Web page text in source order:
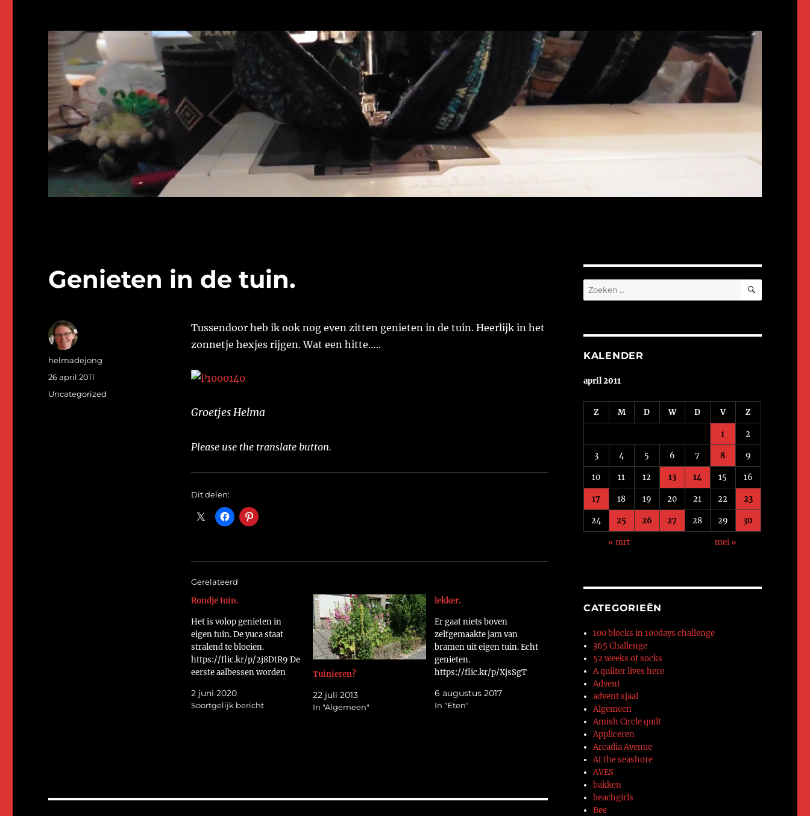
Genieten in de tuin.
Tussendoor heb ik ook nog even zitten genieten in de tuin. Heerlijk in het
zonnetje hexjes rijgen. Wat een hitte…..
Groetjes Helma
Please use the translate button.
Dit delen:
Gerelateerd
Rondje tuin.
Het is volop genieten in
eigen tuin. De yuca staat
stralend te bloeien.
https://flic.kr/p/2j8DtR9 De
eerste aalbessen worden
https://flic.kr/p/2j8C82V
Maar het mooiste is de
https://flic.kr/p/2j8C81T
2 juni 2020
Soortgelijk bericht
Tuinieren?
22 juli 2013
In "Algemeen"
lekker.
Er gaat niets boven
zelfgemaakte jam van
bramen uit eigen tuin. Echt
genieten.
https://flic.kr/p/XjsSgT
6 augustus 2017
In "Eten"
Auteur
helmadejong
Geplaatst
26 april 2011
Categorieën
Uncategorized
Zoeken
naar:
ZOEKEN
KALENDER
april 2011
Z M D W D V Z
1 2
3 4 5 6 7 8 9
10 11 12 13 14 15 16
17 18 19 20 21 22 23
24 25 26 27 28 29 30
« mrt mei »
CATEGORIEËN
100 blocks in 100days challenge
365 Challenge
52 weeks of socks
A quilter lives here
Advent
advent sjaal
Algemeen
Amish Circle quilt
Appliceren
Arcadia Avenue
At the seashore
AVES
bakken
beachgirls
Bee